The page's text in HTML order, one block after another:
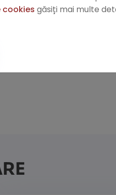
cookies găsiți mai multe